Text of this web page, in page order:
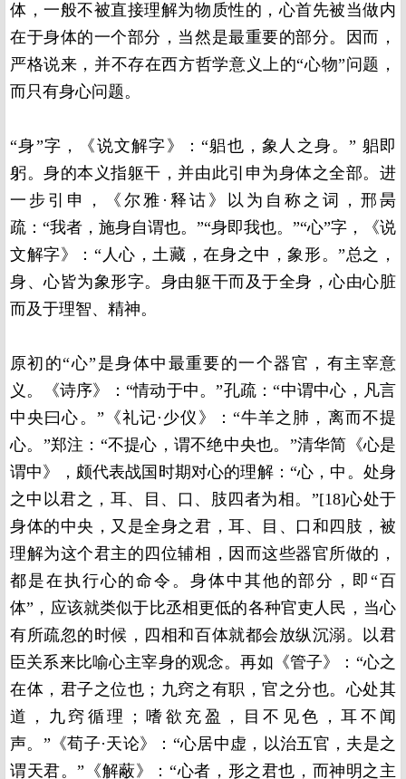
体，一般不被直接理解为物质性的，心首先被当做内
在于身体的一个部分，当然是最重要的部分。因而，
严格说来，并不存在西方哲学意义上的“心物”问题，
而只有身心问题。
“身”字，《说文解字》：“躳也，象人之身。” 躳即
躬。身的本义指躯干，并由此引申为身体之全部。进
一步引申，《尔雅·释诂》以为自称之词，邢昺
疏：“我者，施身自谓也。”“身即我也。”“心”字，《说
文解字》：“人心，土藏，在身之中，象形。”总之，
身、心皆为象形字。身由躯干而及于全身，心由心脏
而及于理智、精神。
原初的“心”是身体中最重要的一个器官，有主宰意
义。《诗序》：“情动于中。”孔疏：“中谓中心，凡言
中央曰心。”《礼记·少仪》：“牛羊之肺，离而不提
心。”郑注：“不提心，谓不绝中央也。”清华简《心是
谓中》，颇代表战国时期对心的理解：“心，中。处身
之中以君之，耳、目、口、肢四者为相。”[18]心处于
身体的中央，又是全身之君，耳、目、口和四肢，被
理解为这个君主的四位辅相，因而这些器官所做的，
都是在执行心的命令。身体中其他的部分，即“百
体”，应该就类似于比丞相更低的各种官吏人民，当心
有所疏忽的时候，四相和百体就都会放纵沉溺。以君
臣关系来比喻心主宰身的观念。再如《管子》：“心之
在体，君子之位也；九窍之有职，官之分也。心处其
道，九窍循理；嗜欲充盈，目不见色，耳不闻
声。”《荀子·天论》：“心居中虚，以治五官，夫是之
谓天君。”《解蔽》：“心者，形之君也，而神明之主